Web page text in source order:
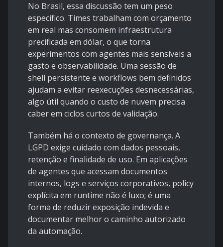
No Brasil, essa discussão tem um peso
específico. Times trabalham com orçamento
em real mas consomem infraestrutura
precificada em dólar, o que torna
experimentos com agentes mais sensíveis a
gasto e observabilidade. Uma sessão de
shell persistente e workflows bem definidos
ajudam a evitar reexecuções desnecessárias,
algo útil quando o custo de nuvem precisa
caber em ciclos curtos de validação.
Também há o contexto de governança. A
LGPD exige cuidado com dados pessoais,
retenção e finalidade de uso. Em aplicações
de agentes que acessam documentos
internos, logs e serviços corporativos, policy
explícita em runtime não é luxo; é uma
forma de reduzir exposição indevida e
documentar melhor o caminho autorizado
da automação.